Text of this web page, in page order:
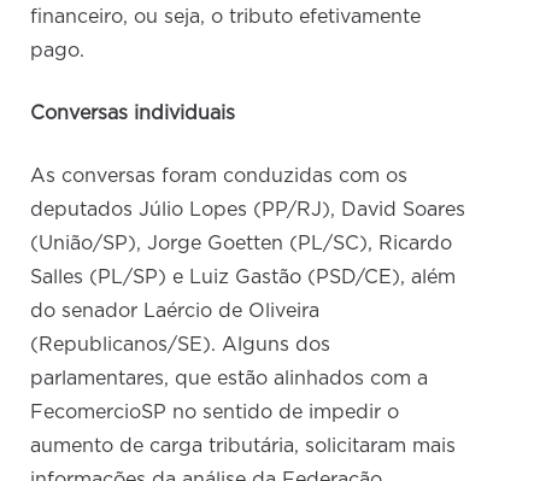
financeiro, ou seja, o tributo efetivamente
pago.
Conversas individuais
As conversas foram conduzidas com os
deputados Júlio Lopes (PP/RJ), David Soares
(União/SP), Jorge Goetten (PL/SC), Ricardo
Salles (PL/SP) e Luiz Gastão (PSD/CE), além
do senador Laércio de Oliveira
(Republicanos/SE). Alguns dos
parlamentares, que estão alinhados com a
FecomercioSP no sentido de impedir o
aumento de carga tributária, solicitaram mais